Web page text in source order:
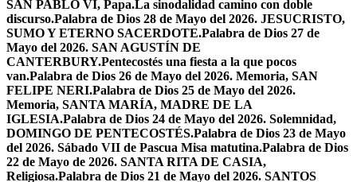
SAN PABLO VI, Papa.La sinodalidad camino con doble
discurso.Palabra de Dios 28 de Mayo del 2026. JESUCRISTO,
SUMO Y ETERNO SACERDOTE.Palabra de Dios 27 de
Mayo del 2026. SAN AGUSTÍN DE
CANTERBURY.Pentecostés una fiesta a la que pocos
van.Palabra de Dios 26 de Mayo del 2026. Memoria, SAN
FELIPE NERI.Palabra de Dios 25 de Mayo del 2026.
Memoria, SANTA MARÍA, MADRE DE LA
IGLESIA.Palabra de Dios 24 de Mayo del 2026. Solemnidad,
DOMINGO DE PENTECOSTÉS.Palabra de Dios 23 de Mayo
del 2026. Sábado VII de Pascua Misa matutina.Palabra de Dios
22 de Mayo de 2026. SANTA RITA DE CASIA,
Religiosa.Palabra de Dios 21 de Mayo del 2026. SANTOS